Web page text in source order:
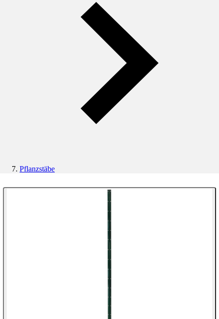
Pflanzstäbe